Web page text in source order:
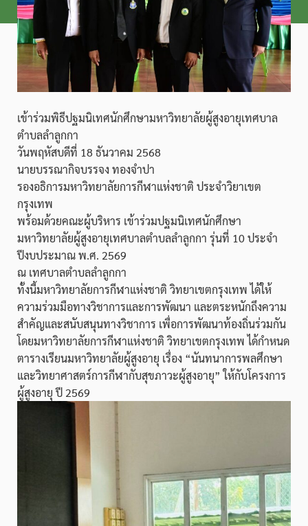
เข้าร่วมพิธีปฐมนิเทศนักศึกษามหาวิทยาลัยผู้สูงอายุเทศบาล
ตำบลลำลูกกา
วันพฤหัสบดีที่ 18 ธันวาคม 2568
นายบรรณากิจบรรจง ทองจำปา
รองอธิการมหาวิทยาลัยการกีฬาแห่งชาติ ประจำวิยาเขต
กรุงเทพ
พร้อมด้วยคณะผู้บริหาร เข้าร่วมปฐมนิเทศนักศึกษา
มหาวิทยาลัยผู้สูงอายุเทศบาลตำบลลำลูกกา รุ่นที่ 10 ประจำ
ปีงบประมาณ พ.ศ. 2569
ณ เทศบาลตำบลลำลูกกา
ทั้งนี้มหาวิทยาลัยการกีฬาแห่งชาติ วิทยาเขตกรุงเทพ ได้ให้
ความร่วมมือทางวิชาการและการพัฒนา และตระหนักถึงความ
สำคัญและสนับสนุนทางวิชาการ เพื่อการพัฒนาท้องถิ่นร่วมกัน
โดยมหาวิทยาลัยการกีฬาแห่งชาติ วิทยาเขตกรุงเทพ ได้กำหนด
ตารางเรียนมหาวิทยาลัยผู้สูงอายุ เรื่อง “นันทนาการพลศึกษา
และวิทยาศาสตร์การกีฬากับสุขภาวะผู้สูงอายุ” ให้กับโครงการ
ผู้สูงอายุ ปี 2569